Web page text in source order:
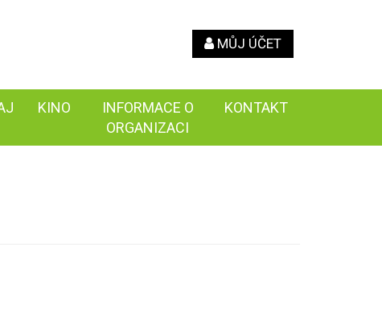
MŮJ ÚČET
KINO
INFORMACE O
ORGANIZACI
KONTAKT